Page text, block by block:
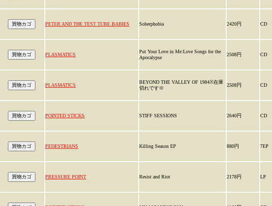
PETER AND THE TEST TUBE BABIES Soberphobia 2420円 CD
PLASMATICS
Put Your Love in Me:Love Songs for the
Apocalypse
2508円 CD
PLASMATICS
BEYOND THE VALLEY OF 1984※在庫
切れです※
2508円 CD
POINTED STICKS STIFF SESSIONS 2640円 CD
PEDESTRIANS Killing Season EP 880円 7EP
PRESSURE POINT Resist and Riot 2178円 LP